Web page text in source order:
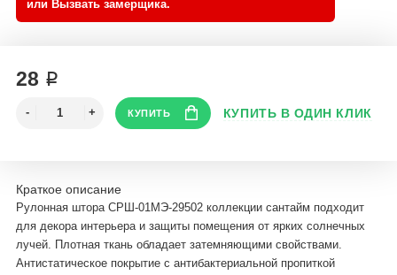
28 ₽
Краткое описание
Рулонная штора СРШ-01МЭ-29502 коллекции сантайм подходит
для декора интерьера и защиты помещения от ярких солнечных
лучей. Плотная ткань обладает затемняющими свойствами.
Антистатическое покрытие с антибактериальной пропиткой